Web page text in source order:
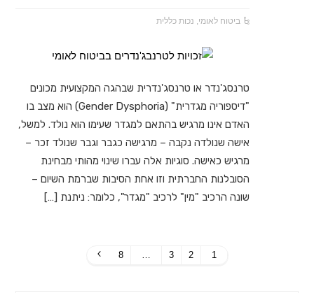
ביטוח לאומי, נכות כללית
טרנסג'נדר או טרנסג'נדרית שבהגה המקצועית מכונים
"דיספוריה מגדרית" (Gender Dysphoria) הוא מצב בו
האדם אינו מרגיש בהתאם למגדר שעימו הוא נולד. למשל,
אישה שנולדה נקבה – מרגישה כגבר וגבר שנולד זכר –
מרגיש כאישה. סוגיות אלה עברו שינוי מהותי מבחינת
הסובלנות החברתית וזו אחת הסיבות שברמת השיום –
שונה הרכיב "מין" לרכיב "מגדר", כלומר: ניתנת […]
1
2
3
8